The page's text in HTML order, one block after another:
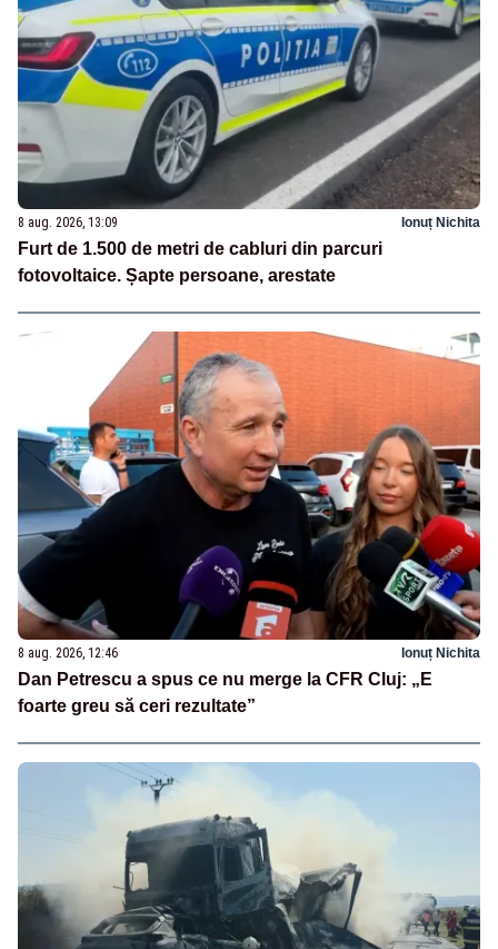
8 aug. 2026, 13:09 Ionuț Nichita
Furt de 1.500 de metri de cabluri din parcuri
fotovoltaice. Șapte persoane, arestate
8 aug. 2026, 12:46 Ionuț Nichita
Dan Petrescu a spus ce nu merge la CFR Cluj: „E
foarte greu să ceri rezultate”